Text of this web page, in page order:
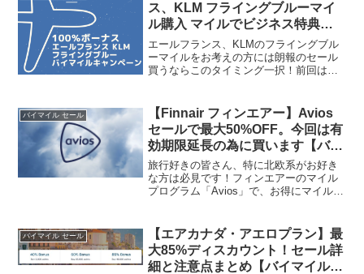
ス、KLM フライングブルーマイ
ル購入 マイルでビジネス特典航
空券を狙う【バイマイル Air
France KLM】
エールフランス、KLMのフライングブル
ーマイルをお考えの方には朗報のセール
買うならこのタイミング一択！前回はな
回のバイマイル活用でパリ行きのビジネ
スクラスが30万円台後...
バイマイル セール
【Finnair フィンエアー】Avios
セールで最大50%OFF。今回は有
効期限延長の為に買います【バイ
マイル】
旅行好きの皆さん、特に北欧系がお好き
な方は必見です！フィンエアーのマイル
プログラム「Avios」で、お得にマイルを
購入で最大50%オフになる期間限定セー
ルを開催...
バイマイル セール
【エアカナダ・アエロプラン】最
大85%ディスカウント！セール詳
細と注意点まとめ【バイマイル